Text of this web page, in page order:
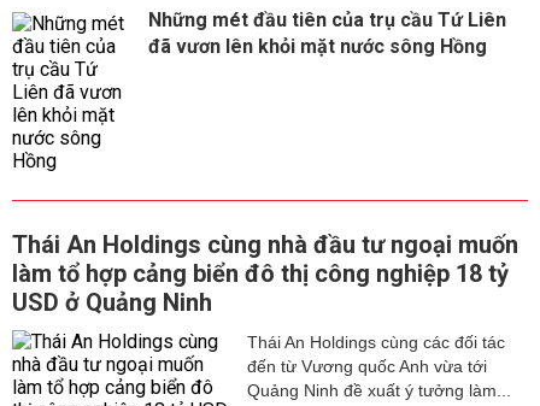
Những mét đầu tiên của trụ cầu Tứ Liên
đã vươn lên khỏi mặt nước sông Hồng
Thái An Holdings cùng nhà đầu tư ngoại muốn
làm tổ hợp cảng biển đô thị công nghiệp 18 tỷ
USD ở Quảng Ninh
Thái An Holdings cùng các đối tác
đến từ Vương quốc Anh vừa tới
Quảng Ninh đề xuất ý tưởng làm...